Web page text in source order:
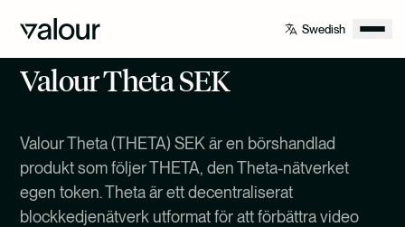
Valour Theta SEK
Valour Theta (THETA) SEK är en börshandlad
produkt som följer THETA, den Theta-nätverket
egen token. Theta är ett decentraliserat
blockkedjenätverk utformat för att förbättra video